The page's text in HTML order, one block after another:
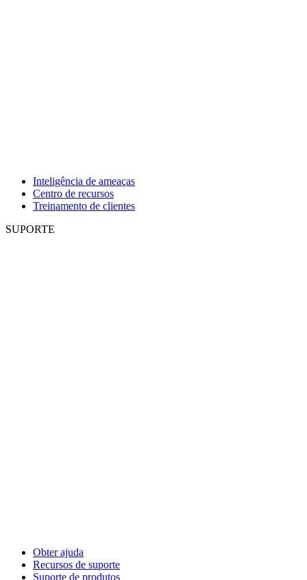
Inteligência de ameaças
Centro de recursos
Treinamento de clientes
SUPORTE
Obter ajuda
Recursos de suporte
Suporte de produtos